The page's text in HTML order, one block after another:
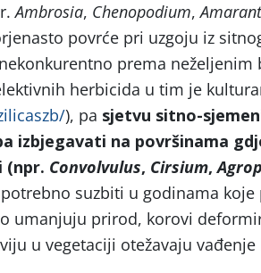
Ambrosia, Chenopodium,
povrće pri uzgoju iz
prema neželjenim
herbicida u tim je
), pa sjetvu sitno-
izbjegavati na površinama
(npr. Convolvulus, Cirsium,
suzbiti u godinama
umanjuju prirod, korovi
u vegetaciji otežavaju